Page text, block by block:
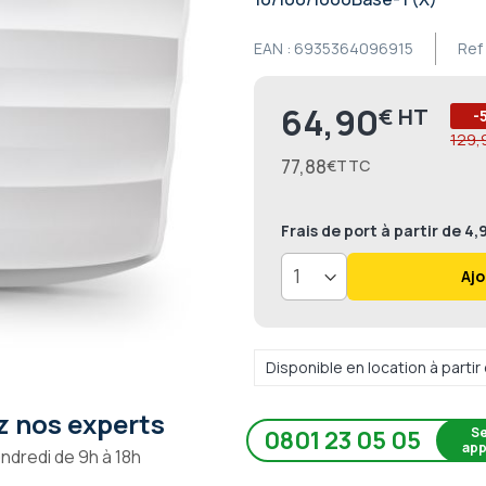
EAN : 6935364096915 Ref
Prix
64,90€
77,88€
-
Frais de port à partir de
Disponible en location à partir
nos experts
de 9h à 18h 0801 23 05 05